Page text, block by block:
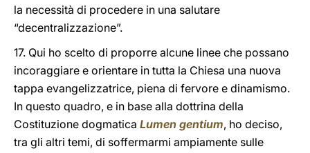
la necessità di procedere in una salutare
“decentralizzazione”.
17. Qui ho scelto di proporre alcune linee che possano
incoraggiare e orientare in tutta la Chiesa una nuova
tappa evangelizzatrice, piena di fervore e dinamismo.
In questo quadro, e in base alla dottrina della
Costituzione dogmatica Lumen gentium, ho deciso,
tra gli altri temi, di soffermarmi ampiamente sulle